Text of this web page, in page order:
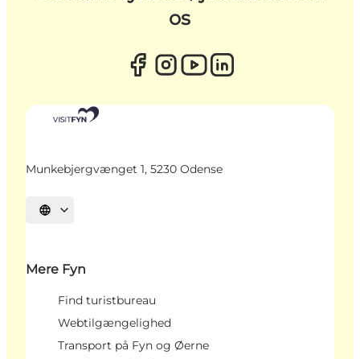
os
Munkebjergvænget 1, 5230 Odense
Vælg sprog
Mere Fyn
Find turistbureau
Webtilgængelighed
Transport på Fyn og Øerne